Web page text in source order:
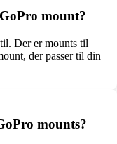
mount?
Der er mounts til
der passer til din
mounts?